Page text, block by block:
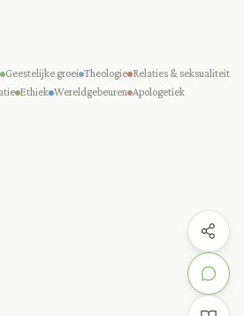
Geestelijke groei Theologie Relaties & seksualiteit
Ethiek Wereldgebeuren Apologetiek